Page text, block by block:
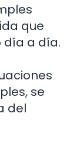
que
día a día.
se
del